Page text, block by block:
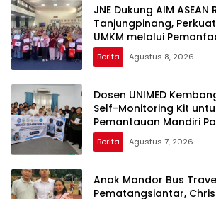
JNE Dukung AIM
Tanjungpinang,
UMKM melalui
Berita Agustus 8, 2026
Dosen UNIMED
Self-Monitoring Kit
Pemantauan Mandiri
Berita Agustus 7, 2026
Anak Mandor Bus
Pematangsiantar,